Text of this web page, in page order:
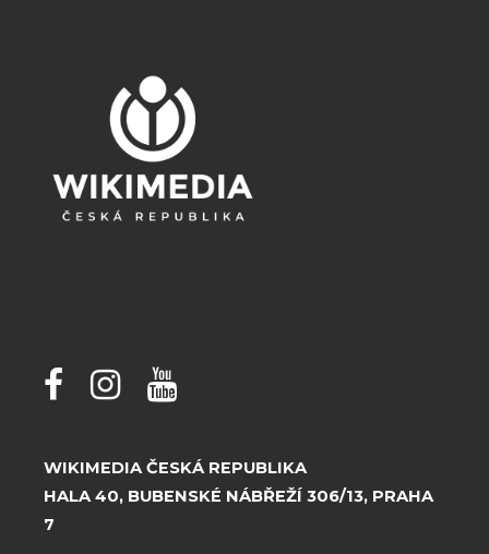
WIKIMEDIA ČESKÁ REPUBLIKA
HALA 40, BUBENSKÉ NÁBŘEŽÍ 306/13, PRAHA
7